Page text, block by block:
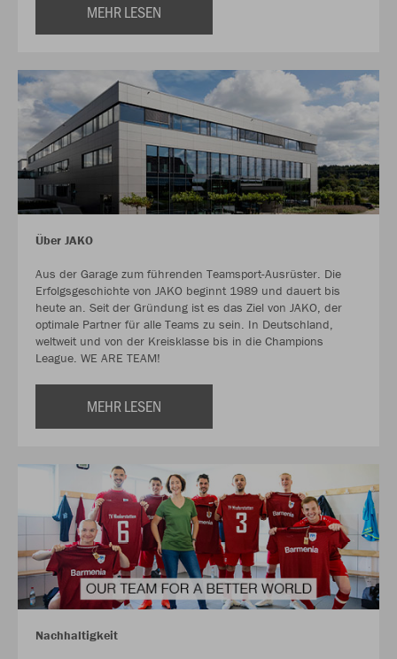
MEHR LESEN
Über JAKO
Aus der Garage zum führenden Teamsport-Ausrüster. Die
Erfolgsgeschichte von JAKO beginnt 1989 und dauert bis
heute an. Seit der Gründung ist es das Ziel von JAKO, der
optimale Partner für alle Teams zu sein. In Deutschland,
weltweit und von der Kreisklasse bis in die Champions
League. WE ARE TEAM!
MEHR LESEN
Nachhaltigkeit